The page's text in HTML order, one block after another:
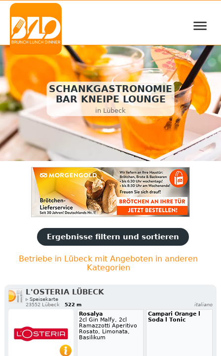
≡
SCHANKGASTRONOMIE
BAR KNEIPE LOUNGE
in Lübeck
Ergebnisse filtern und sortieren
Betriebe in Lübeck mit Angeboten in anderen
Kategorien
L'OSTERIA LÜBECK
▹ Speisekarte
23552 Lübeck
522 m italiano
Rosalya
2cl Gin Malfy, 2cl
Ramazzotti Aperitivo
Rosato, Limonata,
Basilikum
Campari Orange l
Soda l Tonic